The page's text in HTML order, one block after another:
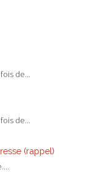
de...
de...
(rappel)